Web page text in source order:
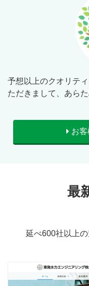
予想以上のクオリテ
ただきまして、あら
お
最
延べ600社以上